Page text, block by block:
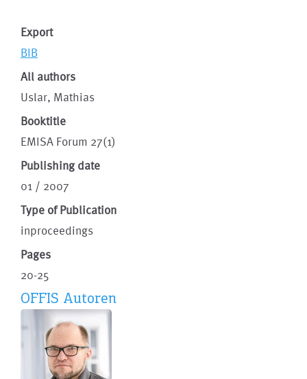
Export
BIB
All authors
Uslar, Mathias
Booktitle
EMISA Forum 27(1)
Publishing date
01 / 2007
Type of Publication
inproceedings
Pages
20-25
OFFIS Autoren